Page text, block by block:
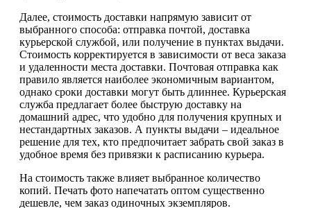
Далее, стоимость доставки напрямую зависит от
выбранного способа: отправка почтой, доставка
курьерской службой, или получение в пунктах выдачи.
Стоимость корректируется в зависимости от веса заказа
и удаленности места доставки. Почтовая отправка как
правило является наиболее экономичным вариантом,
однако сроки доставки могут быть длиннее. Курьерская
служба предлагает более быструю доставку на
домашний адрес, что удобно для получения крупных и
нестандартных заказов. А пункты выдачи – идеальное
решение для тех, кто предпочитает забрать свой заказ в
удобное время без привязки к расписанию курьера.
На стоимость также влияет выбранное количество
копий. Печать фото напечатать оптом существенно
дешевле, чем заказ одиночных экземпляров.